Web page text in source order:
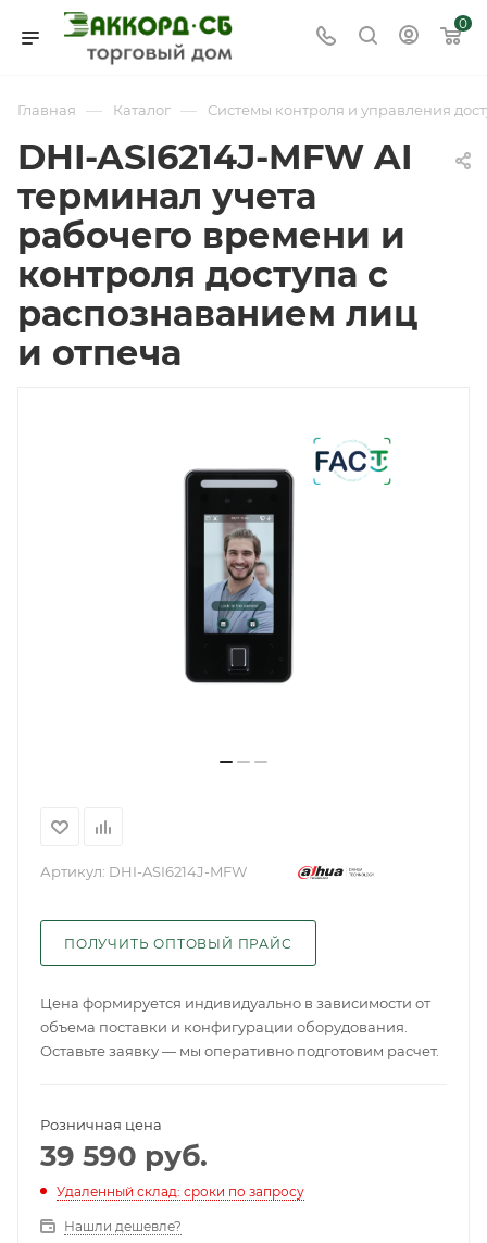
0
Главная — Каталог — Системы контроля и управления
DHI-ASI6214J-MFW AI
терминал учета
рабочего времени и
контроля доступа с
распознаванием лиц
и отпеча
Артикул: DHI-ASI6214J-MFW
ПОЛУЧИТЬ ОПТОВЫЙ ПРАЙС
Цена формируется индивидуально в зависимости от
объема поставки и конфигурации оборудования.
Оставьте заявку — мы оперативно подготовим расчет.
Розничная цена
39 590 руб.
Удаленный склад: сроки по запросу
Нашли дешевле?